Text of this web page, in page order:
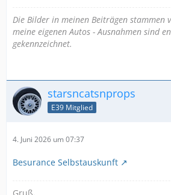
Die Bilder in meinen Beiträgen stammen
meine eigenen Autos - Ausnahmen sind
gekennzeichnet.
starsncatsnprops
E39 Mitglied
4. Juni 2026 um 07:37
Besurance Selbstauskunft